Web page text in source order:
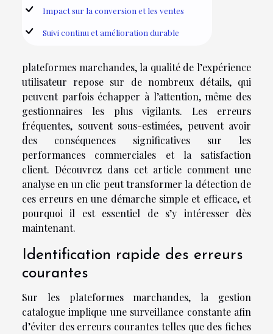
Impact sur la conversion et les ventes
Suivi continu et amélioration durable
plateformes marchandes, la qualité de l’expérience
utilisateur repose sur de nombreux détails, qui
peuvent parfois échapper à l’attention, même des
gestionnaires les plus vigilants. Les erreurs
fréquentes, souvent sous-estimées, peuvent avoir
des conséquences significatives sur les
performances commerciales et la satisfaction
client. Découvrez dans cet article comment une
analyse en un clic peut transformer la détection de
ces erreurs en une démarche simple et efficace, et
pourquoi il est essentiel de s’y intéresser dès
maintenant.
Identification rapide des erreurs
courantes
Sur les plateformes marchandes, la gestion
catalogue implique une surveillance constante afin
d’éviter des erreurs courantes telles que des fiches